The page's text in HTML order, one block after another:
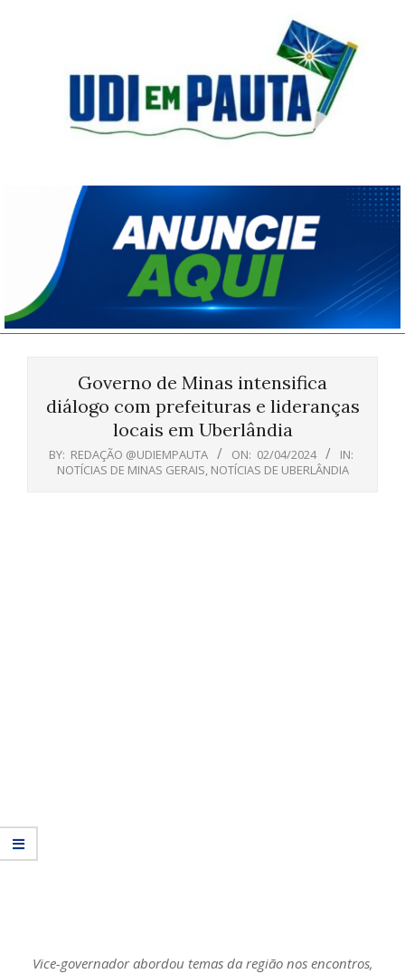
Pauta
Governo de Minas intensifica
diálogo com prefeituras e lideranças
locais em Uberlândia
BY: REDAÇÃO @UDIEMPAUTA ON: 02/04/2024
IN:
NOTÍCIAS DE MINAS GERAIS, NOTÍCIAS DE UBERLÂNDIA
Vice-governador abordou temas da região nos encontros,